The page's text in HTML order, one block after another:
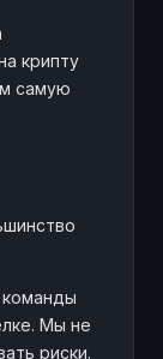
крипту
самую
Мы не
риски.